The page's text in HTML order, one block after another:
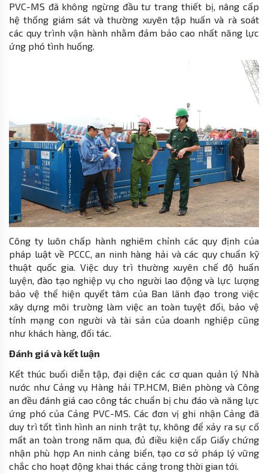
PVC-MS đã không ngừng đầu tư trang thiết bị, nâng cấp
hệ thống giám sát và thường xuyên tập huấn và rà soát
các quy trình vận hành nhằm đảm bảo cao nhất năng lực
ứng phó tình huống.
Công ty luôn chấp hành nghiêm chỉnh các quy định của
pháp luật về PCCC, an ninh hàng hải và các quy chuẩn kỹ
thuật quốc gia. Việc duy trì thường xuyên chế độ huấn
luyện, đào tạo nghiệp vụ cho người lao động và lực lượng
bảo vệ thể hiện quyết tâm của Ban lãnh đạo trong việc
xây dựng môi trường làm việc an toàn tuyệt đối, bảo vệ
tính mạng con người và tài sản của doanh nghiệp cũng
như khách hàng, đối tác.
Đánh giá và kết luận
Kết thúc buổi diễn tập, đại diện các cơ quan quản lý Nhà
nước như Cảng vụ Hàng hải TP.HCM, Biên phòng và Công
an đều đánh giá cao công tác chuẩn bị chu đáo và năng lực
ứng phó của Cảng PVC-MS. Các đơn vị ghi nhận Cảng đã
duy trì tốt tình hình an ninh trật tự, không để xảy ra sự cố
mất an toàn trong năm qua, đủ điều kiện cấp Giấy chứng
nhận phù hợp An ninh cảng biển, tạo cơ sở pháp lý vững
chắc cho hoạt động khai thác cảng trong thời gian tới.